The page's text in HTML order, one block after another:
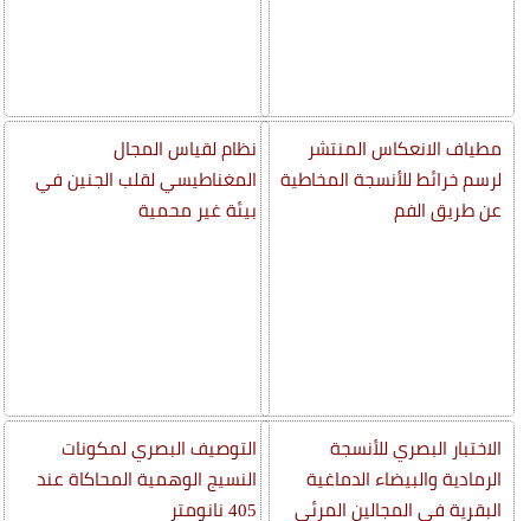
مطياف الانعكاس المنتشر
لرسم خرائط للأنسجة المخاطية
عن طريق الفم
الاختبار البصري للأنسجة
الرمادية والبيضاء الدماغية
البقرية في المجالين المرئي
نظام لقياس المجال
المغناطيسي لقلب الجنين في
بيئة غير محمية
التوصيف البصري لمكونات
النسيج الوهمية المحاكاة عند
405 نانومتر